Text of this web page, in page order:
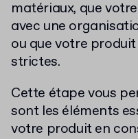
matériaux, que
avec une
ou que votre
strictes.
Cette étape vous
sont les éléments
votre produit en